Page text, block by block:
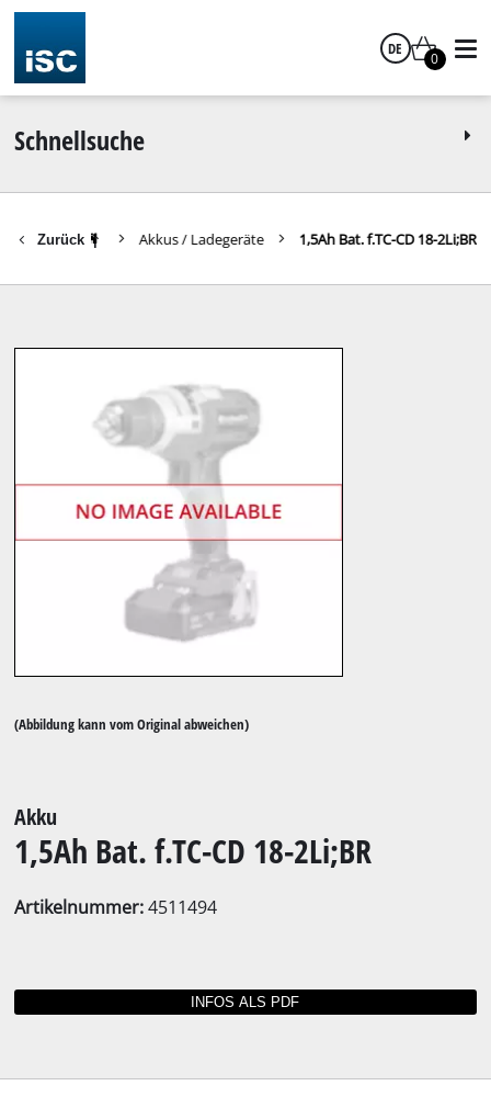
DE
0
Schnellsuche
Zurück | Akkus / Ladegeräte 1,5Ah Bat. f.TC-CD 18-2Li;BR
(Abbildung kann vom Original abweichen)
Akku
1,5Ah Bat. f.TC-CD 18-2Li;BR
Artikelnummer:4511494